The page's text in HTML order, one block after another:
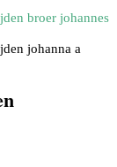
broer johannes
johanna a